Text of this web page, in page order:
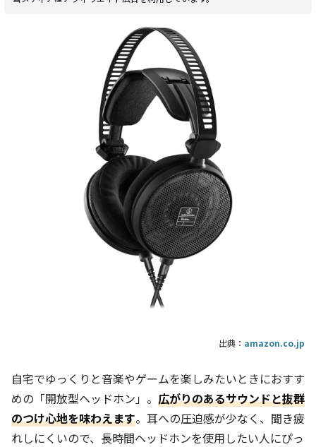
出典： amazon.co.jp
自宅でゆっくりと音楽やゲームを楽しみたいときにおすす
めの「開放型ヘッドホン」。 広がりのあるサウンドと抜群
のつけ心地を味わえます。耳への圧迫感が少なく、聞き疲
れしにくいので、長時間ヘッドホンを使用したい人にぴっ